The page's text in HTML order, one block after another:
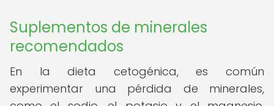
Suplementos de minerales
recomendados
En la dieta cetogénica, es común
experimentar una pérdida de minerales,